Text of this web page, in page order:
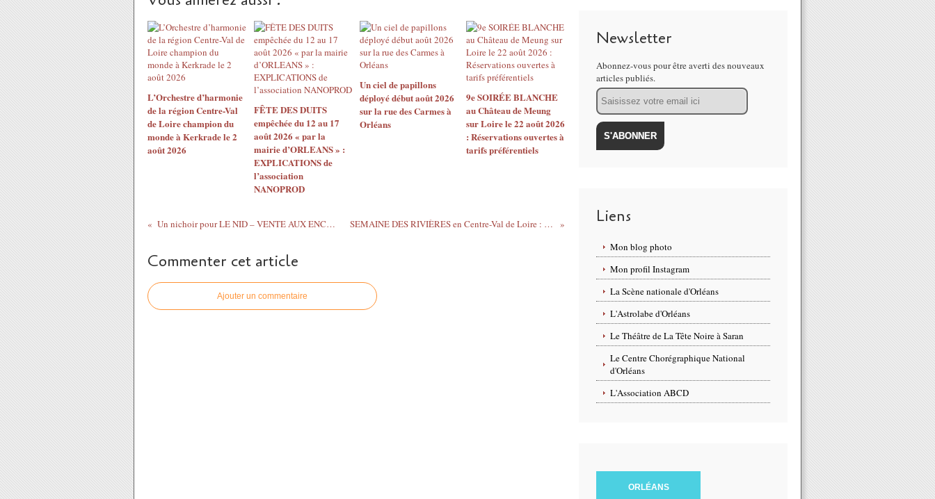
L’Orchestre d’harmonie
de la région Centre-Val
de Loire champion du
monde à Kerkrade le 2
août 2026
FÊTE DES DUITS
empêchée du 12 au 17
août 2026 « par la
mairie d’ORLEANS » :
EXPLICATIONS de
l’association
NANOPROD
Un ciel de papillons
déployé début août 2026
sur la rue des Carmes à
Orléans
9e SOIRÉE BLANCHE
au Château de Meung
sur Loire le 22 août 2026
: Réservations ouvertes à
tarifs préférentiels
Un nichoir pour LE NID – VENTE AUX ENCHÈRES par le Club Rotary Orléans 7 juin 2022 - Musée des Beaux-Arts d’Orléans SEMAINE DES RIVIÈRES en Centre-Val de Loire : animations, visites et sensibilisation - 29 mai au 11 juin 2022 – GRATUIT sur inscription
Commenter cet article
Ajouter un commentaire
Newsletter
Abonnez-vous pour être averti des nouveaux
articles publiés.
Email
Liens
Mon blog photo
Mon profil Instagram
La Scène nationale d'Orléans
L'Astrolabe d'Orléans
Le Théâtre de La Tête Noire à Saran
Le Centre Chorégraphique National
d'Orléans
L'Association ABCD